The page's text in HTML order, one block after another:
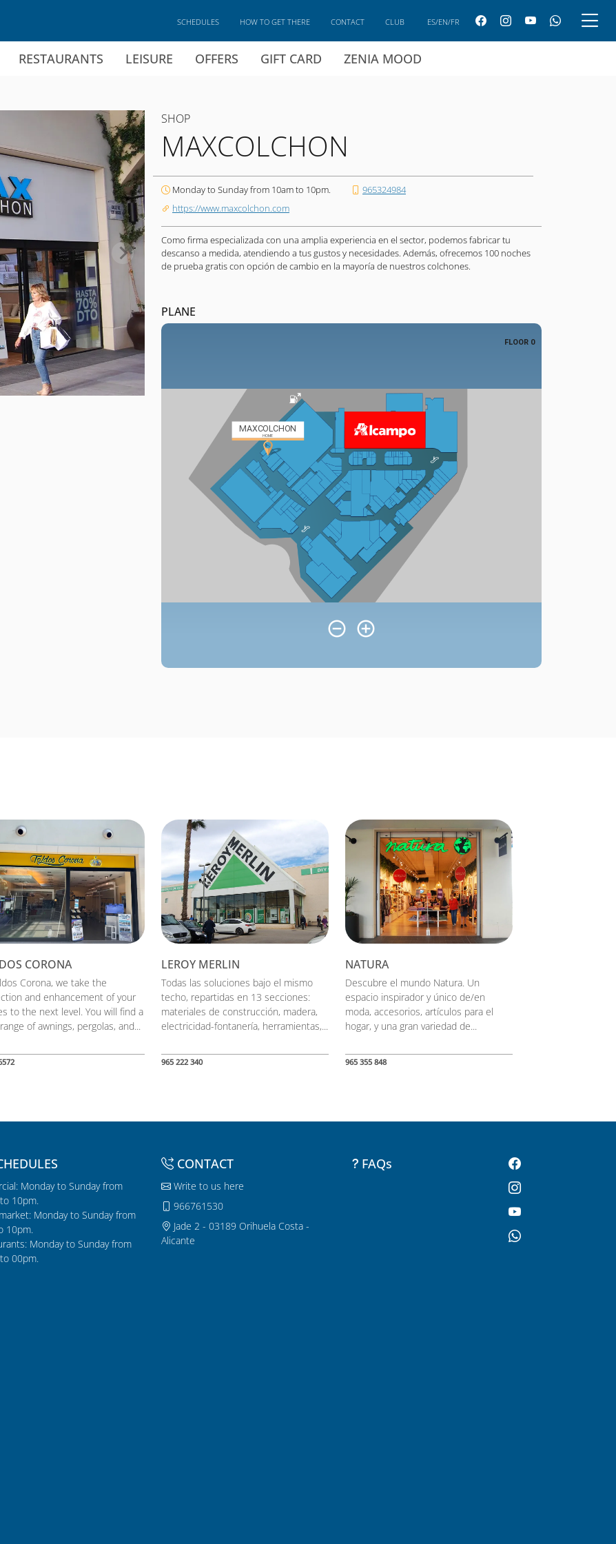
RESTAURANTS LEISURE OFFERS GIFT CARD ZENIA MOOD
SCHEDULES HOW TO GET THERE CONTACT CLUB ES/EN/FR
SHOP
MAXCOLCHON
Monday to Sunday from 10am to 10pm.
965324984
https://www.maxcolchon.com
Como firma especializada con una amplia experiencia en el sector, podemos fabricar tu
descanso a medida, atendiendo a tus gustos y necesidades. Además, ofrecemos 100 noches
de prueba gratis con opción de cambio en la mayoría de nuestros colchones.
PLANE
CORONA
Corona, we take the
and enhancement of your
to the next level. You will find a
of awnings, pergolas, and...
LEROY MERLIN
Todas las soluciones bajo el mismo
techo, repartidas en 13 secciones:
materiales de construcción, madera,
electricidad-fontanería, herramientas,...
965 222 340
NATURA
Descubre el mundo Natura. Un
espacio inspirador y único de/en
moda, accesorios, artículos para el
hogar, y una gran variedad de...
965 355 848
Monday to Sunday from
10pm.
Monday to Sunday from
10pm.
Monday to Sunday from
00pm.
CONTACT
Write to us here
966761530
Jade 2 - 03189 Orihuela Costa -
Alicante
FAQs